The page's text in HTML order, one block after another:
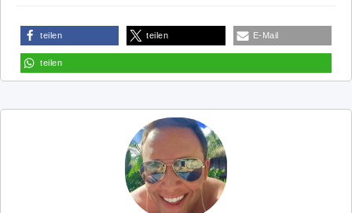
teilen teilen E-Mail
teilen